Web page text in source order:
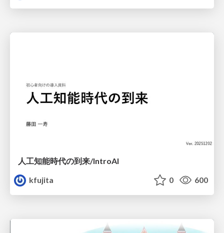
人工知能時代の到来/IntroAI
kfujita
0 600